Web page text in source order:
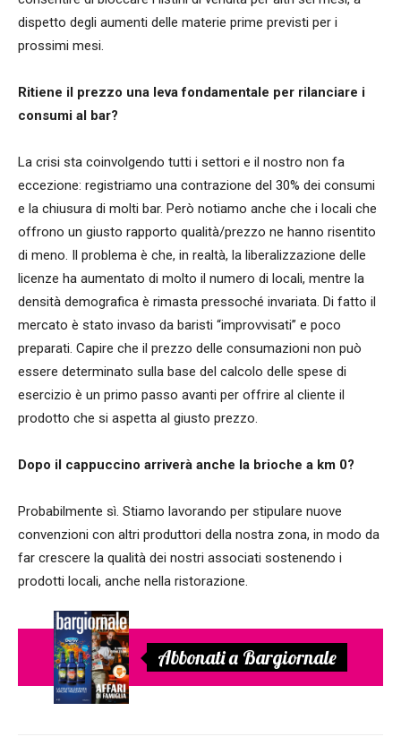
dispetto degli aumenti delle materie prime previsti per i
prossimi mesi.
Ritiene il prezzo una leva fondamentale per rilanciare i
consumi al bar?
La crisi sta coinvolgendo tutti i settori e il nostro non fa
eccezione: registriamo una contrazione del 30% dei consumi
e la chiusura di molti bar. Però notiamo anche che i locali che
offrono un giusto rapporto qualità/prezzo ne hanno risentito
di meno. Il problema è che, in realtà, la liberalizzazione delle
licenze ha aumentato di molto il numero di locali, mentre la
densità demografica è rimasta pressoché invariata. Di fatto il
mercato è stato invaso da baristi “improvvisati” e poco
preparati. Capire che il prezzo delle consumazioni non può
essere determinato sulla base del calcolo delle spese di
esercizio è un primo passo avanti per offrire al cliente il
prodotto che si aspetta al giusto prezzo.
Dopo il cappuccino arriverà anche la brioche a km 0?
Probabilmente sì. Stiamo lavorando per stipulare nuove
convenzioni con altri produttori della nostra zona, in modo da
far crescere la qualità dei nostri associati sostenendo i
prodotti locali, anche nella ristorazione.
Abbonati a Bargiornale